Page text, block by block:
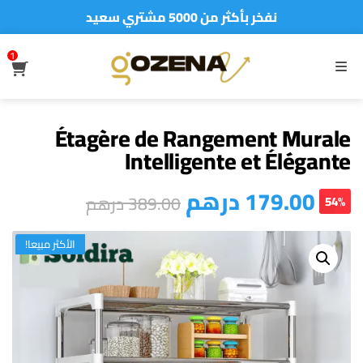
نفخر بأكثر من 5000 مشتري سعيد
MENU
1
Étagère de Rangement Murale
Intelligente et Élégante
179.00درهم389.00درهم 54%
الأكثر مبيعا!